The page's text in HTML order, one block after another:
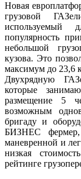
Новая
грузовой
используемый
популярность
небольшой
кузова. Это
максимум до 23,6
Двухрядную
которые
размещение 5
возможным
бригаду и
БИЗНЕС фермер,
маневренной и
низкая
рейтинге